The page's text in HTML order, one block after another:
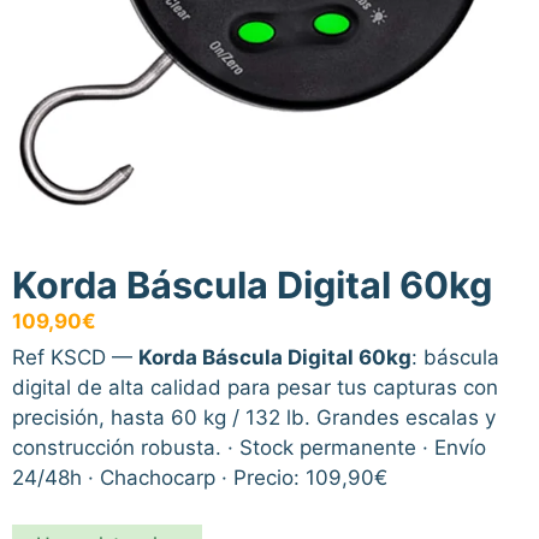
Korda Báscula Digital 60kg
109,90€
Ref KSCD — Korda Báscula Digital 60kg: báscula
digital de alta calidad para pesar tus capturas con
precisión, hasta 60 kg / 132 lb. Grandes escalas y
construcción robusta. · Stock permanente · Envío
24/48h · Chachocarp · Precio: 109,90€